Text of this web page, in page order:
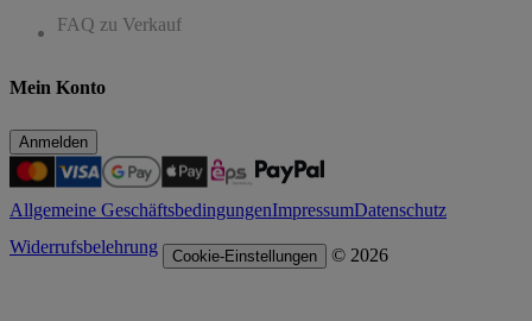
FAQ zu Verkauf
Mein Konto
Anmelden
Allgemeine GeschäftsbedingungenImpressumDatenschutz
Widerrufsbelehrung
Cookie-Einstellungen © 2026